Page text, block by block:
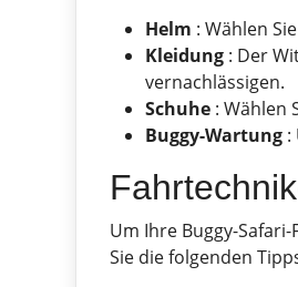
Helm : Wählen
Kleidung : Der
vernachlässigen.
Schuhe : Wählen
Buggy-Wartung :
Um Ihre Buggy-
Sie die folgenden